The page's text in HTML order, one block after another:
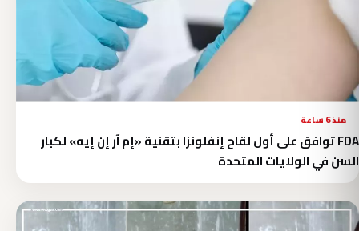
منذ 6 ساعة
FDA توافق على أول لقاح إنفلونزا بتقنية «إم آر إن إيه» لكبار
السن في الولايات المتحدة